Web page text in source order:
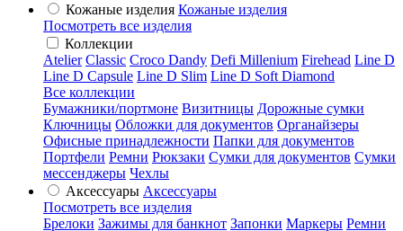
Кожаные изделия Кожаные изделия
Посмотреть все изделия
Коллекции
Atelier Classic Croco Dandy Defi Millenium Firehead Line D
Line D Capsule Line D Slim Line D Soft Diamond
Все коллекции
Бумажники/портмоне Визитницы Дорожные сумки
Ключницы Обложки для документов Органайзеры
Офисные принадлежности Папки для документов
Портфели Ремни Рюкзаки Сумки для документов Сумки
мессенджеры Чехлы
Аксессуары Аксессуары
Посмотреть все изделия
Брелоки Зажимы для банкнот Запонки Маркеры Ремни